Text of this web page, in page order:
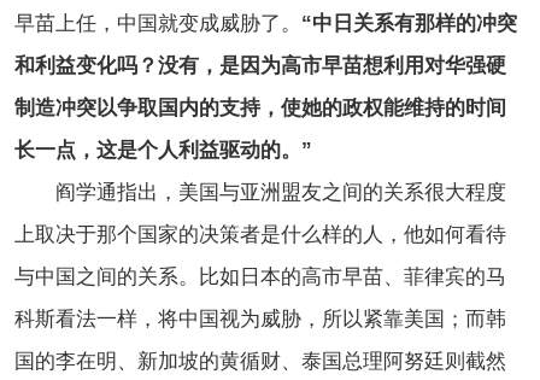
早苗上任，中国就变成威胁了。 “中日关系有那样的冲突
和利益变化吗？没有，是因为高市早苗想利用对华强硬
制造冲突以争取国内的支持，使她的政权能维持的时间
长一点，这是个人利益驱动的。”
阎学通指出，美国与亚洲盟友之间的关系很大程度
上取决于那个国家的决策者是什么样的人，他如何看待
与中国之间的关系。比如日本的高市早苗、菲律宾的马
科斯看法一样，将中国视为威胁，所以紧靠美国；而韩
国的李在明、新加坡的黄循财、泰国总理阿努廷则截然